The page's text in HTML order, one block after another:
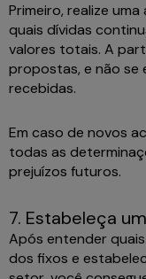
Primeiro, realize
quais dívidas
valores totais. A
propostas, e não se
recebidas.
Em caso de novos
todas as
prejuízos futuros.
7. Estabeleça
Após entender
dos fixos e